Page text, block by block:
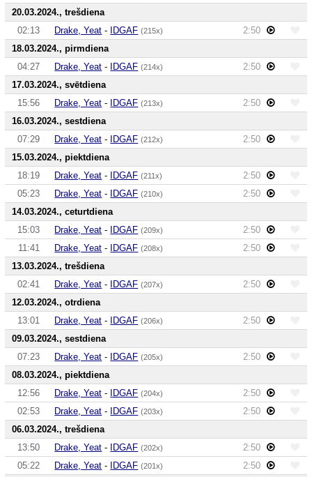
20.03.2024., trešdiena
02:13
Drake, Yeat - IDGAF (215x)
2:50
18.03.2024., pirmdiena
04:27
Drake, Yeat - IDGAF (214x)
2:50
17.03.2024., svētdiena
15:56
Drake, Yeat - IDGAF (213x)
2:50
16.03.2024., sestdiena
07:29
Drake, Yeat - IDGAF (212x)
2:50
15.03.2024., piektdiena
18:19
Drake, Yeat - IDGAF (211x)
2:50
05:23
Drake, Yeat - IDGAF (210x)
2:50
14.03.2024., ceturtdiena
15:03
Drake, Yeat - IDGAF (209x)
2:50
11:41
Drake, Yeat - IDGAF (208x)
2:50
13.03.2024., trešdiena
02:41
Drake, Yeat - IDGAF (207x)
2:50
12.03.2024., otrdiena
13:01
Drake, Yeat - IDGAF (206x)
2:50
09.03.2024., sestdiena
07:23
Drake, Yeat - IDGAF (205x)
2:50
08.03.2024., piektdiena
12:56
Drake, Yeat - IDGAF (204x)
2:50
02:53
Drake, Yeat - IDGAF (203x)
2:50
06.03.2024., trešdiena
13:50
Drake, Yeat - IDGAF (202x)
2:50
05:22
Drake, Yeat - IDGAF (201x)
2:50